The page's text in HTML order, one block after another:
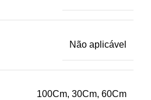
Não aplicável
100Cm, 30Cm, 60Cm